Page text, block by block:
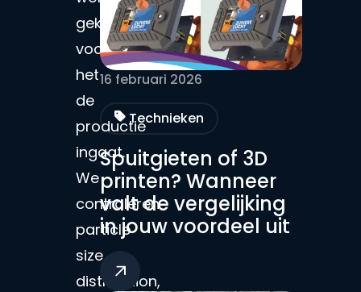
gekwalificeerd
voordat
het
de
productie
ingaat.
We
controleren
particle
size
distribution,
Spuitgieten of 3D
printen? Wanneer
valt de vergelijking
in jouw voordeel uit
16 februari 2026
Technieken